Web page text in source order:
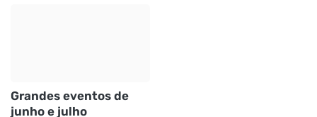
Grandes eventos de
junho e julho